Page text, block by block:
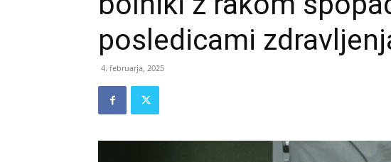
posledicami
4. februarja, 2025